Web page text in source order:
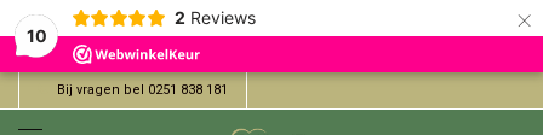
10
2 Reviews ×
Bij vragen bel 0251 838 181